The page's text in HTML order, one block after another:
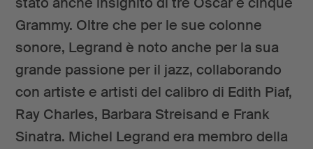
Grammy. Oltre che per le sue colonne
sonore, Legrand è noto anche per la sua
grande passione per il jazz, collaborando
con artiste e artisti del calibro di Edith Piaf,
Ray Charles, Barbara Streisand e Frank
Sinatra. Michel Legrand era membro della